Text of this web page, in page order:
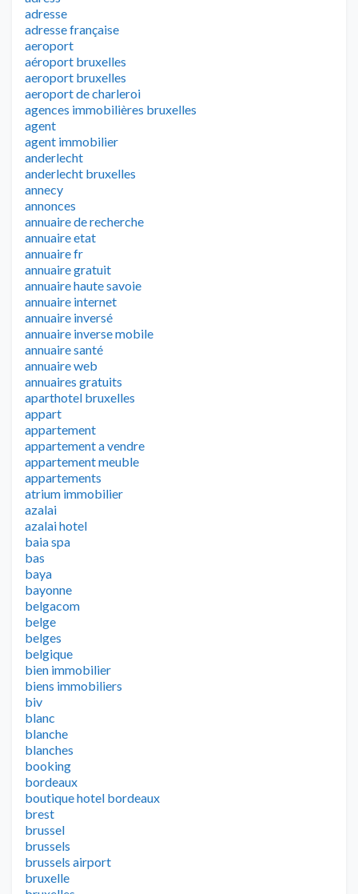
adresse
adresse française
aeroport
aéroport bruxelles
aeroport bruxelles
aeroport de charleroi
agences immobilières bruxelles
agent
agent immobilier
anderlecht
anderlecht bruxelles
annecy
annonces
annuaire de recherche
annuaire etat
annuaire fr
annuaire gratuit
annuaire haute savoie
annuaire internet
annuaire inversé
annuaire inverse mobile
annuaire santé
annuaire web
annuaires gratuits
aparthotel bruxelles
appart
appartement
appartement a vendre
appartement meuble
appartements
atrium immobilier
azalai
azalai hotel
baia spa
bas
baya
bayonne
belgacom
belge
belges
belgique
bien immobilier
biens immobiliers
biv
blanc
blanche
blanches
booking
bordeaux
boutique hotel bordeaux
brest
brussel
brussels
brussels airport
bruxelle